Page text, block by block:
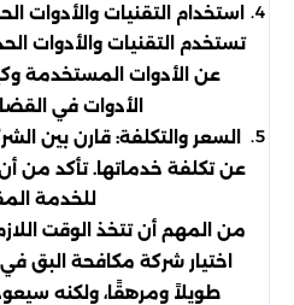
استخدام التقنيات والأدوات
تستخدم التقنيات والأدوات
عن الأدوات المستخدمة
الأدوات في
السعر والتكلفة: قارن بين
عن تكلفة خدماتها. تأكد من
للخدمة
من المهم أن تتخذ الوقت
اختيار شركة مكافحة البق
طويلاً ومرهقًا، ولكنه